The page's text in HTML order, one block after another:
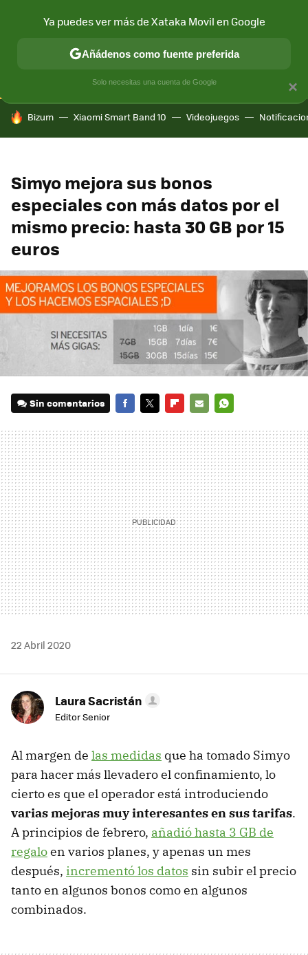
CONECTIVIDAD MÓVIL Y SOCIEDAD APLICACIONES
HOY SE HABLA DE
Bizum Xiaomi Smart Band 10 Videojuegos
Simyo mejora sus bonos
especiales con más datos por el
mismo precio: hasta 30 GB por 15
euros
Sin comentarios
MAIL
22 Abril 2020
Laura Sacristán
Editor Senior
Al margen de las medidas que ha tomado Simyo
para hacer más llevadero el confinamiento, lo
cierto es que el operador está introduciendo
varias mejoras muy interesantes en sus tarifas.
A principios de febrero, añadió hasta 3 GB de
regaloen varios planes, y apenas un mes
después, incrementó los datos sin subir el precio
tanto en algunos bonos como en algunos
combinados.
×
Ya puedes ver más de Xataka Movil en Google
Añádenos como fuente preferida
Solo necesitas una cuenta de Google